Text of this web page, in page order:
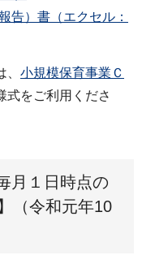
告）書（エクセル：
小規模保育事業Ｃ
式をご利用くださ
月１日時点の
（令和元年10